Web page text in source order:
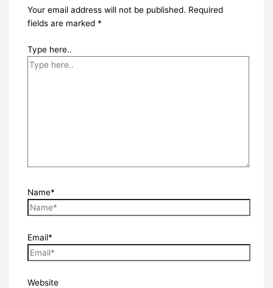
Your email address will not be published. Required
fields are marked *
Type here..
Name*
Email*
Website